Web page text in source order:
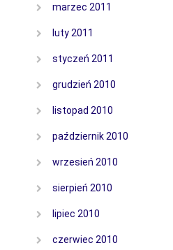
marzec 2011
luty 2011
styczeń 2011
grudzień 2010
listopad 2010
październik 2010
wrzesień 2010
sierpień 2010
lipiec 2010
czerwiec 2010